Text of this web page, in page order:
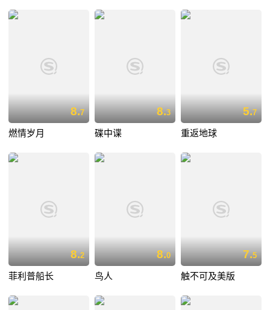
8.7
燃情岁月
8.3
碟中谍
5.7
重返地球
8.2
菲利普船长
8.0
鸟人
7.5
触不可及美版